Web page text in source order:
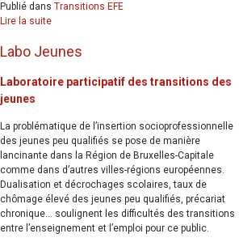
Publié dans Transitions EFE
Lire la suite
Labo Jeunes
Laboratoire participatif des transitions des
jeunes
La problématique de l’insertion socioprofessionnelle
des jeunes peu qualifiés se pose de manière
lancinante dans la Région de Bruxelles-Capitale
comme dans d’autres villes-régions européennes.
Dualisation et décrochages scolaires, taux de
chômage élevé des jeunes peu qualifiés, précariat
chronique... soulignent les difficultés des transitions
entre l’enseignement et l’emploi pour ce public.